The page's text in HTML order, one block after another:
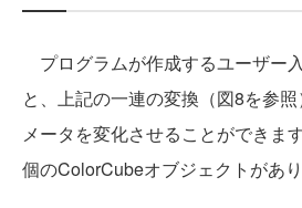
プログラムが作成するユーザー
と、上記の一連の変換（図8を参
メータを変化させることができま
個のColorCubeオブジェクトがあり